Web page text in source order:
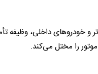
و خودروهای داخلی، وظیفه